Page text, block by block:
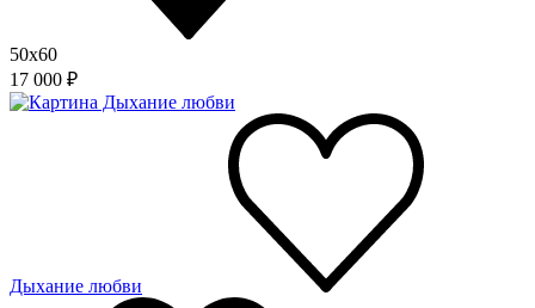
50x60
17 000 ₽
Дыхание любви